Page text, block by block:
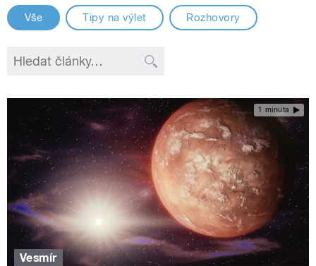
Vše Tipy na výlet Rozhovory
1 minuta
Vesmír